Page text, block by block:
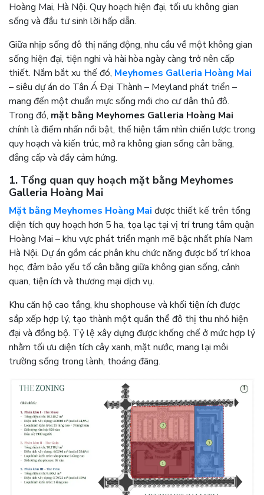
Hoàng Mai, Hà Nội. Quy hoạch hiện đại, tối ưu không gian
sống và đầu tư sinh lời hấp dẫn.
Giữa nhịp sống đô thị năng động, nhu cầu về một không gian
sống hiện đại, tiện nghi và hài hòa ngày càng trở nên cấp
thiết. Nắm bắt xu thế đó, Meyhomes Galleria Hoàng Mai
– siêu dự án do Tân Á Đại Thành – Meyland phát triển –
mang đến một chuẩn mực sống mới cho cư dân thủ đô.
Trong đó, mặt bằng Meyhomes Galleria Hoàng Mai
chính là điểm nhấn nổi bật, thể hiện tầm nhìn chiến lược trong
quy hoạch và kiến trúc, mở ra không gian sống cân bằng,
đẳng cấp và đầy cảm hứng.
1. Tổng quan quy hoạch mặt bằng Meyhomes
Galleria Hoàng Mai
Mặt bằng Meyhomes Hoàng Mai được thiết kế trên tổng
diện tích quy hoạch hơn 5 ha, tọa lạc tại vị trí trung tâm quận
Hoàng Mai – khu vực phát triển mạnh mẽ bậc nhất phía Nam
Hà Nội. Dự án gồm các phân khu chức năng được bố trí khoa
học, đảm bảo yếu tố cân bằng giữa không gian sống, cảnh
quan, tiện ích và thương mại dịch vụ.
Khu căn hộ cao tầng, khu shophouse và khối tiện ích được
sắp xếp hợp lý, tạo thành một quần thể đô thị thu nhỏ hiện
đại và đồng bộ. Tỷ lệ xây dựng được khống chế ở mức hợp lý
nhằm tối ưu diện tích cây xanh, mặt nước, mang lại môi
trường sống trong lành, thoáng đãng.